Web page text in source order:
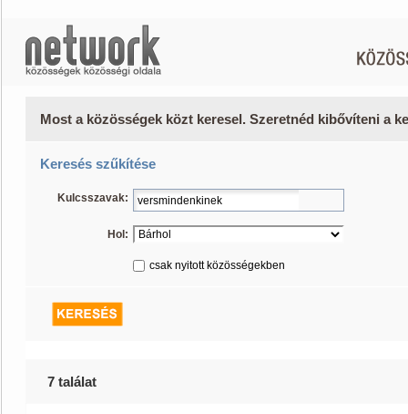
Most a közösségek közt keresel. Szeretnéd kibővíteni a
Keresés szűkítése
Kulcsszavak:
Hol:
csak nyitott közösségekben
7 találat